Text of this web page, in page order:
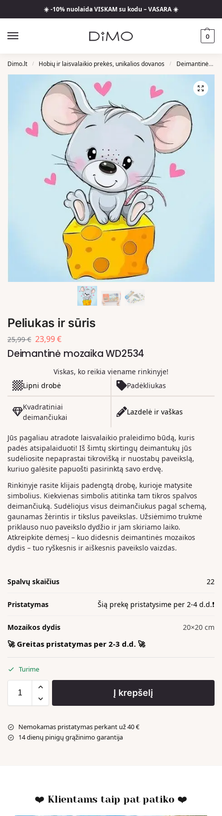
☀️ -10% nuolaida VISKAM su kodu – VASARA ☀️
0
Dimo.lt / Hobių ir laisvalaikio prekės, unikalios dovanos / Deimantinės Mozaikos
Peliukas ir sūris
25,99€ 23,99€
Deimantinė mozaika WD2534
Viskas, ko reikia viename rinkinyje!
Lipni drobė
Padėkliukas
Kvadratiniai
deimančiukai
Lazdelė ir vaškas
Jūs pagaliau atradote laisvalaikio praleidimo būdą, kuris
padės atsipalaiduoti! Iš šimtų skirtingų deimantukų jūs
sudėliosite nepaprastai tikrovišką ir nuostabų paveikslą,
kuriuo galėsite papuošti pasirinktą savo erdvę.
Rinkinyje rasite klijais padengtą drobę, kurioje matysite
simbolius. Kiekvienas simbolis atitinka tam tikros spalvos
deimančiuką. Sudėliojus visus deimančiukus pagal schemą,
gaunamas žėrintis ir tikslus paveikslas. Užsiėmimo trukmė
priklauso nuo paveikslo dydžio ir jam skiriamo laiko.
Atkreipkite dėmesį – kuo didesnis deimantinės mozaikos
dydis – tuo ryškesnis ir aiškesnis paveikslo vaizdas.
Spalvų skaičius 22
Pristatymas Šią prekę pristatysime per 2-4 d.d.❗️
Mozaikos dydis 20×20 cm
🚀 Greitas pristatymas per 2-3 d.d. 🚀
Turime
Į krepšelį
Nemokamas pristatymas perkant už 40 €
14 dienų pinigų grąžinimo garantija
❤️ Klientams taip pat patiko ❤️